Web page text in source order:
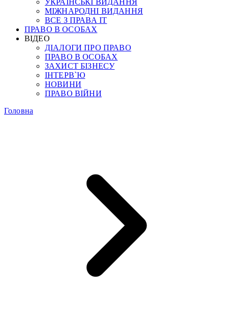
УКРАЇНСЬКІ ВИДАННЯ
МІЖНАРОДНІ ВИДАННЯ
ВСЕ З ПРАВА ІТ
ПРАВО В ОСОБАХ
ВІДЕО
ДІАЛОГИ ПРО ПРАВО
ПРАВО В ОСОБАХ
ЗАХИСТ БІЗНЕСУ
ІНТЕРВ`Ю
НОВИНИ
ПРАВО ВІЙНИ
Головна